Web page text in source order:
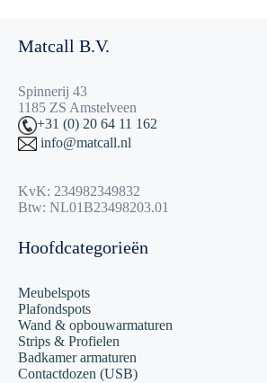
Matcall B.V.
Spinnerij 43
1185 ZS Amstelveen
+31 (0) 20 64 11 162
info@matcall.nl
KvK: 234982349832
Btw: NL01B23498203.01
Hoofdcategorieën
Meubelspots
Plafondspots
Wand & opbouwarmaturen
Strips & Profielen
Badkamer armaturen
Contactdozen (USB)